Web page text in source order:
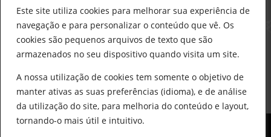
Este site utiliza cookies para melhorar sua experiência de
navegação e para personalizar o conteúdo que vê. Os
cookies são pequenos arquivos de texto que são
armazenados no seu dispositivo quando visita um site.
A nossa utilização de cookies tem somente o objetivo de
manter ativas as suas preferências (idioma), e de análise
da utilização do site, para melhoria do conteúdo e layout,
tornando-o mais útil e intuitivo.
construcao@delarobia.pt
R. António Andrade, 1171
2820-287 • Charneca de Caparica
PESQUISAR